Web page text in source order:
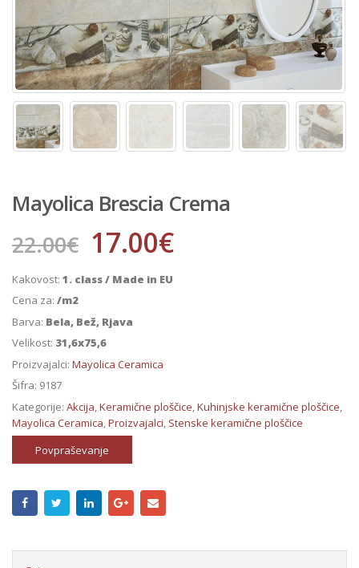
Mayolica Brescia Crema
22.00€ 17.00€
Kakovost: 1. class / Made in EU
Cena za: /m2
Barva: Bela, Bež, Rjava
Velikost: 31,6x75,6
Proizvajalci: Mayolica Ceramica
Šifra: 9187
Kategorije: Akcija Keramične ploščice Kuhinjske keramične ploščice
Mayolica Ceramica Proizvajalci Stenske keramične ploščice
Povpraševanje